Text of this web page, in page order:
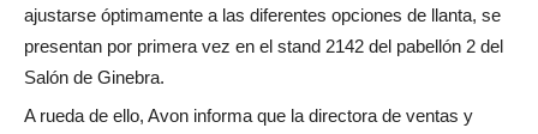
ajustarse óptimamente a las diferentes opciones de llanta, se
presentan por primera vez en el stand 2142 del pabellón 2 del
Salón de Ginebra.
A rueda de ello, Avon informa que la directora de ventas y